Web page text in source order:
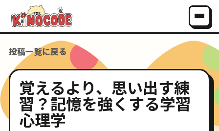
投稿一覧に戻る
覚えるより、思い出す練
習？記憶を強くする学習
心理学